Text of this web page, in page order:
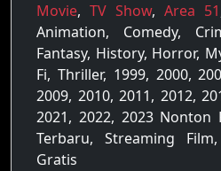
Movie, TV Show, Area 51
Animation, Comedy,
Fantasy, History, Horror,
Fi, Thriller, 1999, 2000,
2009, 2010, 2011, 2012,
2021, 2022, 2023 Nonton
Terbaru, Streaming
Gratis